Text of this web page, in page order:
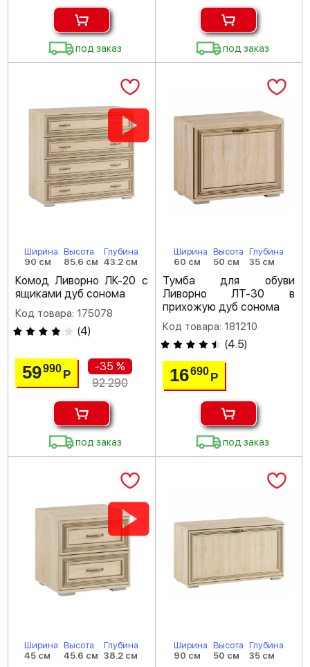
под заказ под заказ
Ширина
90 см
Высота
85.6 см
Глубина
43.2 см
Комод Ливорно ЛК-20 с
ящиками дуб сонома
Код товара: 175078
(4)
59990Р
-35 %
92 290
под заказ
Ширина
60 см
Высота
50 см
Глубина
35 см
Тумба для обуви
Ливорно ЛТ-30 в
прихожую дуб сонома
Код товара: 181210
(4.5)
16690 Р
под заказ
Ширина
45 см
Высота
45.6 см
Глубина
38.2 см
Ширина
90 см
Высота
50 см
Глубина
35 см